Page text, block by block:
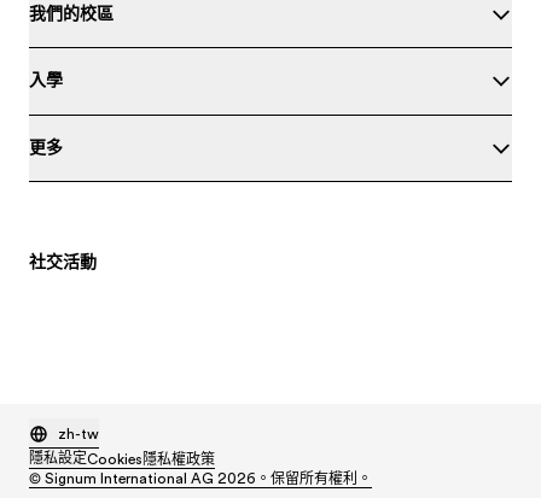
我們的校區
入學
更多
社交活動
zh-tw
隱私設定Cookies 隱私權政策
© Signum International AG 2026。保留所有權利。